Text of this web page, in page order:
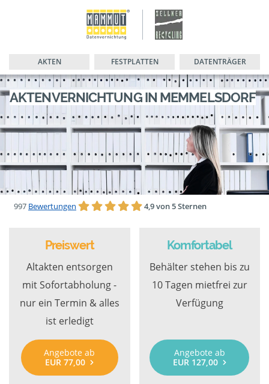
AKTEN FESTPLATTEN DATENTRÄGER
AKTENVERNICHTUNG IN MEMMELSDORF
997 Bewertungen 4,9 von 5 Sternen
Preiswert
Altakten entsorgen
mit Sofortabholung -
nur ein Termin & alles
ist erledigt
Angebote ab
EUR 77,00
Komfortabel
Behälter stehen bis zu
10 Tagen mietfrei zur
Verfügung
Angebote ab
EUR 127,00